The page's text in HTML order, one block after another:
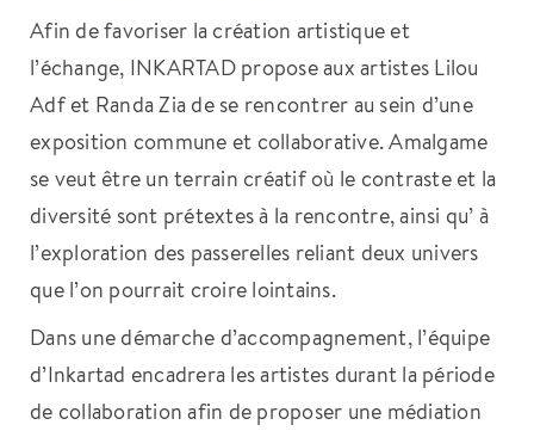
Afin de favoriser la création artistique et
l’échange, INKARTAD propose aux artistes Lilou
Adf et Randa Zia de se rencontrer au sein d’une
exposition commune et collaborative. Amalgame
se veut être un terrain créatif où le contraste et la
diversité sont prétextes à la rencontre, ainsi qu’ à
l’exploration des passerelles reliant deux univers
que l’on pourrait croire lointains.
Dans une démarche d’accompagnement, l’équipe
d’Inkartad encadrera les artistes durant la période
de collaboration afin de proposer une médiation